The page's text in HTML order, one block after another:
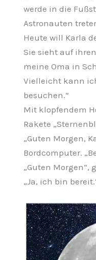
werde in die
Astronauten
Heute will Karla
Sie sieht auf
meine Oma in
Vielleicht kann
besuchen.“
Mit klopfendem
Rakete
„Guten Morgen,
Bordcomputer.
„Guten
„Ja, ich bin